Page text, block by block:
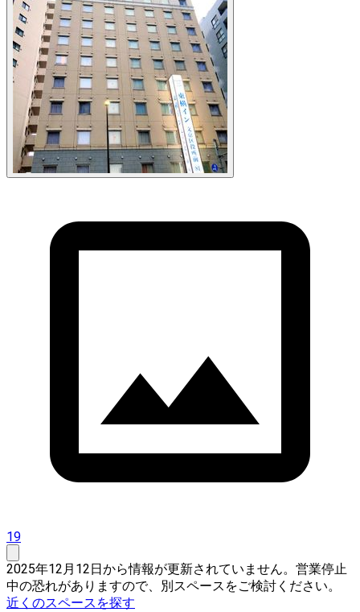
19
2025年12月12日から情報が更新されていません。営業停止
中の恐れがありますので、別スペースをご検討ください。
近くのスペースを探す